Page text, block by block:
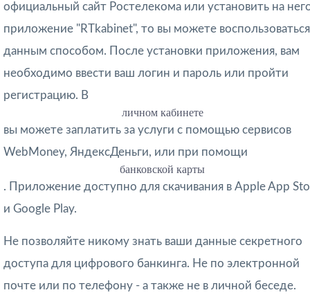
официальный сайт Ростелекома или установить на
приложение "RTkabinet", то вы можете воспользоваться
данным способом. После установки приложения, вам
необходимо ввести ваш логин и пароль или пройти
регистрацию. В
личном кабинете
вы можете заплатить за услуги с помощью сервисов
WebMoney, ЯндексДеньги, или при помощи
банковской карты
. Приложение доступно для скачивания в Apple App
и Google Play.
Не позволяйте никому знать ваши данные секретного
доступа для цифрового банкинга. Не по электронной
почте или по телефону - а также не в личной беседе.